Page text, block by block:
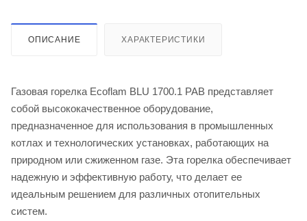
ОПИСАНИЕ ХАРАКТЕРИСТИКИ
Газовая горелка Ecoflam BLU 1700.1 PAB представляет
собой высококачественное оборудование,
предназначенное для использования в промышленных
котлах и технологических установках, работающих на
природном или сжиженном газе. Эта горелка обеспечивает
надежную и эффективную работу, что делает ее
идеальным решением для различных отопительных
систем.